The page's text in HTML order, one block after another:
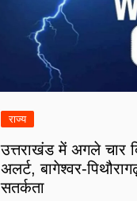
राज्य
उत्तराखंड में अगले चार
अलर्ट, बागेश्वर-
सतर्कता